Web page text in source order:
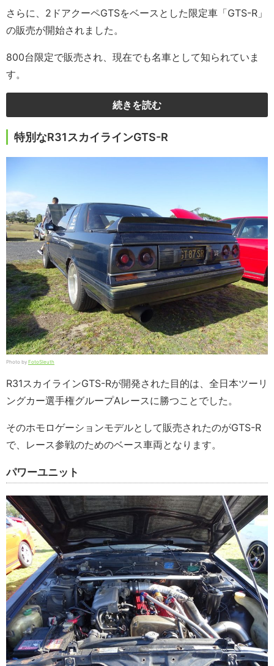
さらに、2ドアクーペGTSをベースとした限定車「GTS-R」
の販売が開始されました。
800台限定で販売され、現在でも名車として知られていま
す。
続きを読む
特別なR31スカイラインGTS-R
Photo by FotoSleuth
R31スカイラインGTS-Rが開発された目的は、全日本ツーリ
ングカー選手権グループAレースに勝つことでした。
そのホモロゲーションモデルとして販売されたのがGTS-R
で、レース参戦のためのベース車両となります。
パワーユニット